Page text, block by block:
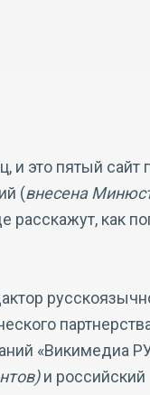
и это пятый сайт
(внесена
расскажут, как
«Викимедиа
и российский